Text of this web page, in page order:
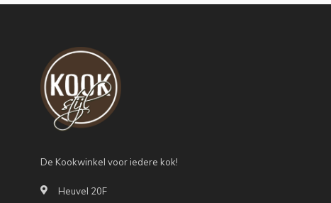
De Kookwinkel voor iedere kok!
Heuvel 20F